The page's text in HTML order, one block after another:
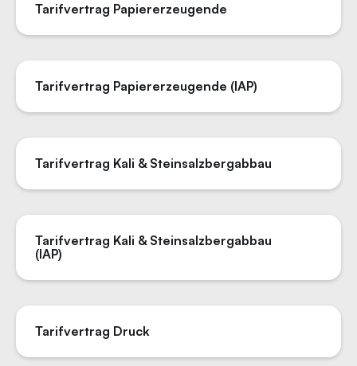
Tarifvertrag Papiererzeugende
Tarifvertrag Papiererzeugende (IAP)
Tarifvertrag Kali & Steinsalzbergabbau
Tarifvertrag Kali & Steinsalzbergabbau
(IAP)
Tarifvertrag Druck